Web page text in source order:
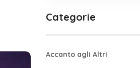
Categorie
Accanto agli Altri